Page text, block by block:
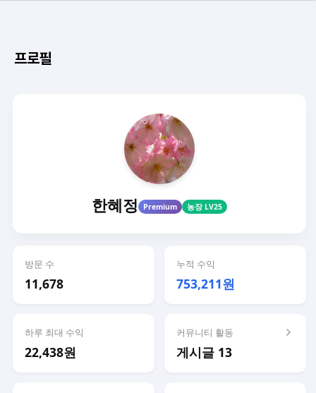
프로필
한혜정 Premium 농장 LV25
방문 수
11,678
누적 수익
753,211원
하루 최대 수익
22,438원
커뮤니티 활동
게시글 13